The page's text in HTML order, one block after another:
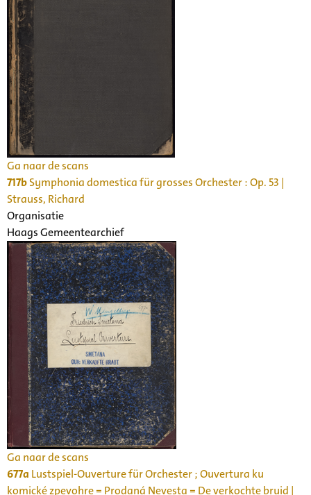
Ga naar de scans
717bSymphonia domestica für grosses Orchester : Op. 53 |
Strauss, Richard
Organisatie
Haags Gemeentearchief
Ga naar de scans
677a Lustspiel-Ouverture für Orchester ; Ouvertura ku
komické zpevohre = Prodaná Nevesta = De verkochte bruid |